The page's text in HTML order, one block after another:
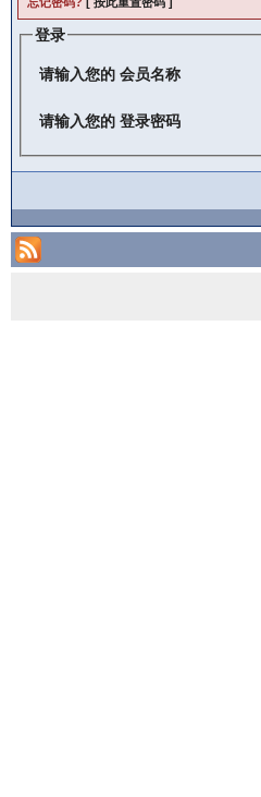
登录
请输入您的会员名称
请输入您的登录密码